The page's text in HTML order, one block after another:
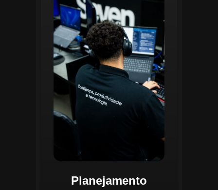
Planejamento
O planejamento dentro do CGI é
realizado por uma equipe
especializada que utiliza
ferramentas avançadas para
estruturar ordens de serviço, fluxos
de trabalho e parametrizações
operacionais. Essa etapa envolve a
análise detalhada de criticidade por
atividade, permitindo alocar
recursos de forma eficiente e
garantir que todas as ações estejam
alinhadas aos objetivos
estratégicos.